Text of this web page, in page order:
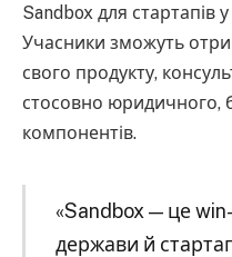
Sandbox для стартапів
Учасники зможуть
свого продукту,
стосовно юридичного,
компонентів.
«Sandbox — це
держави й